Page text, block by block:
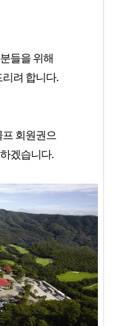
들을 위해
려 합니다.
회원권으
겠습니다.